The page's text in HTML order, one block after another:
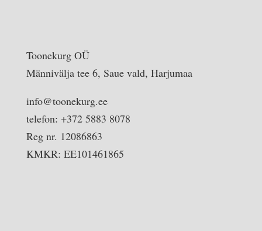
Toonekurg OÜ
Männivälja tee 6, Saue vald, Harjumaa
info@toonekurg.ee
telefon: +372 5883 8078
Reg nr. 12086863
KMKR: EE101461865